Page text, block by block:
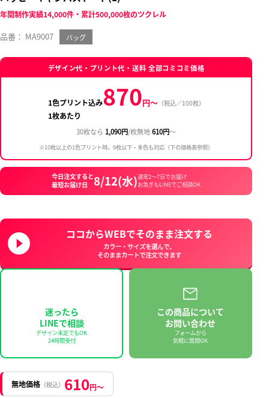
年間制作実績14,000件・累計500,000枚のツクレル
品番： MA9007 バッグ
デザイン代・プリント代・送料 全部コミコミ価格
1色プリント込み
1枚あたり
870円〜（税込／100枚）
30枚なら 1,090円/枚無地610円〜
※10枚以上の1色プリント時。9枚以下・多色も対応（下の価格表参照）
今日注文すると
最短お届け日
8/12(水)通常2〜7日でお届け
お急ぎもLINEでご相談OK
ココからWEBでそのまま注文する
カラー・サイズを選んで、
そのままカートで注文できます
迷ったら
LINEで相談
デザイン未定でもOK
24時間受付
この商品について
お問い合わせ
フォームから
気軽に質問OK
無地価格（税込） 610円〜